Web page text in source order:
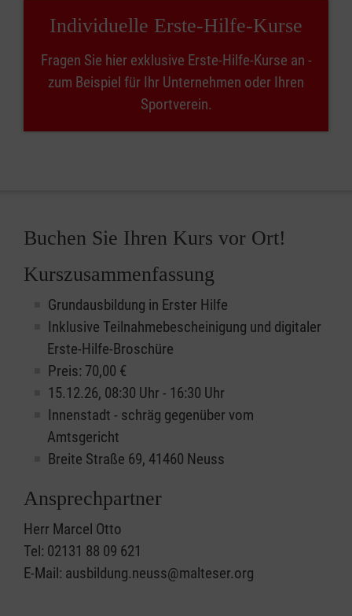
Individuelle Erste-Hilfe-Kurse
Fragen Sie hier exklusive Erste-Hilfe-Kurse an -
zum Beispiel für Ihr Unternehmen oder Ihren
Sportverein.
Buchen Sie Ihren Kurs vor Ort!
Kurszusammenfassung
Grundausbildung in Erster Hilfe
Inklusive Teilnahmebescheinigung und digitaler
Erste-Hilfe-Broschüre
Preis: 70,00 €
15.12.26, 08:30 Uhr - 16:30 Uhr
Innenstadt - schräg gegenüber vom
Amtsgericht
Breite Straße 69, 41460 Neuss
Ansprechpartner
Herr Marcel Otto
Tel: 02131 88 09 621
E-Mail: ausbildung.neuss@malteser.org